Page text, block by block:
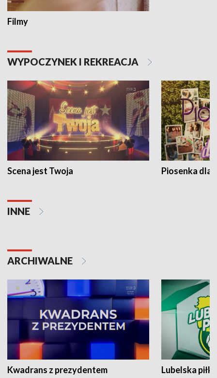
Filmy
WYPOCZYNEK I REKREACJA
Scena jest Twoja Piosenka dla
INNE
ARCHIWALNE
Kwadrans z prezydentem Lubelska piłka